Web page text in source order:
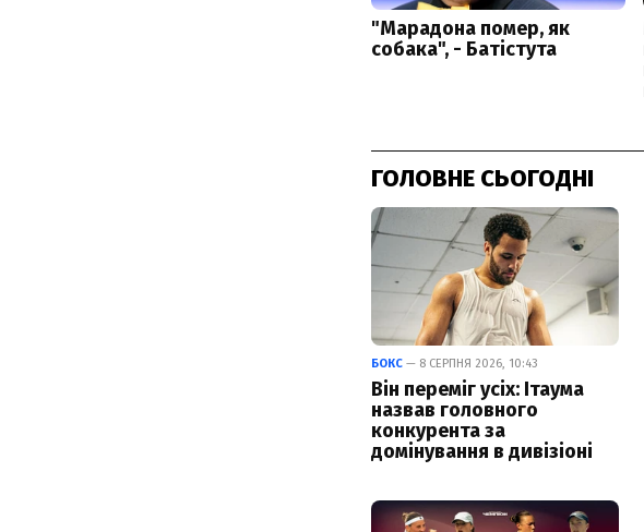
ГОЛОВНЕ СЬОГОДНІ
БОКС — 8 СЕРПНЯ 2026, 10:43
Він переміг усіх: Ітаума
назвав головного
конкурента за
домінування в дивізіоні